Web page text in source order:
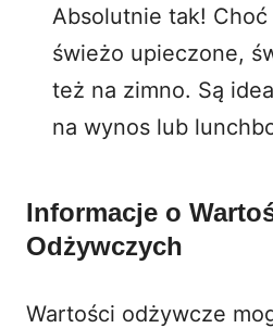
Absolutnie tak! Choć
świeżo upieczone,
też na zimno. Są
na wynos lub
Informacje o
Odżywczych
Wartości odżywcze